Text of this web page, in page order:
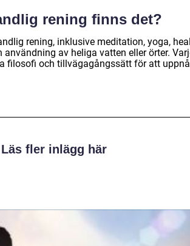
rening finns det?
rening, inklusive meditation, yoga,
användning av heliga vatten eller örter.
filosofi och tillvägagångssätt för att uppnå
Läs fler inlägg här